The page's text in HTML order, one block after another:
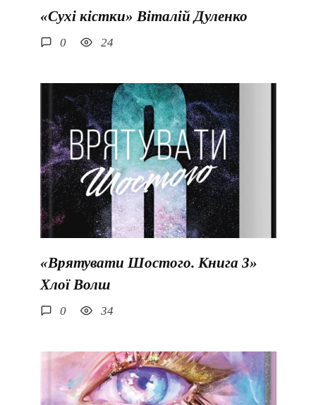
«Сухі кістки» Віталій Дуленко
0 24
«Врятувати Шостого. Книга 3»
Хлої Волш
0 34